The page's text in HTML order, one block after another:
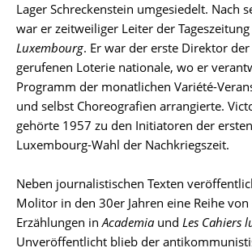
Lager Schreckenstein umgesiedelt. Nach
war er zeitweiliger Leiter der Tageszeitung
Luxembourg. Er war der erste Direktor
gerufenen Loterie nationale, wo er
Programm der monatlichen Variété-
und selbst Choreografien arrangierte.
gehörte 1957 zu den Initiatoren der
Luxembourg-Wahl der Nachkriegszeit.
Neben journalistischen Texten
Molitor in den 30er Jahren eine Reihe
Erzählungen inAcademiaund Les Cahiers
Unveröffentlicht blieb der